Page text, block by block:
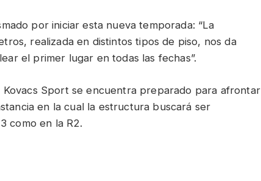
por iniciar esta nueva temporada: “La
realizada en distintos tipos de piso, nos da
el primer lugar en todas las fechas”.
Kovacs Sport se encuentra preparado para afrontar
en la cual la estructura buscará ser
como en la R2.